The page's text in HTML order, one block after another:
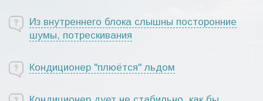
Из внутреннего блока слышны посторонние
шумы, потрескивания
Кондиционер "плюётся" льдом